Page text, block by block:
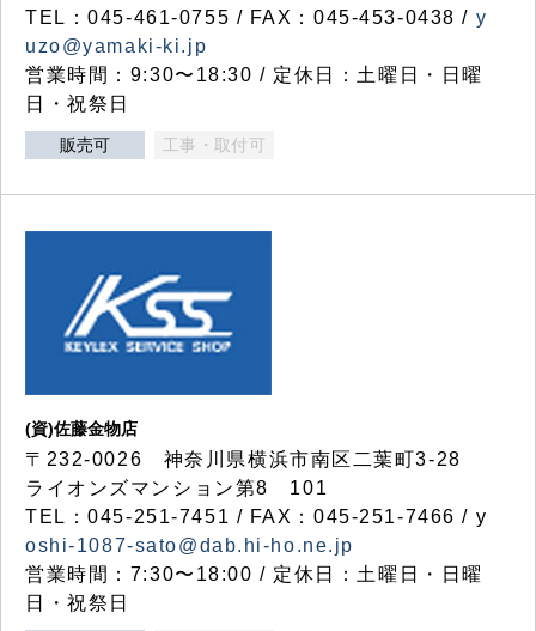
TEL：045-461-0755 / FAX：045-453-0438 / y
uzo@yamaki-ki.jp
営業時間：9:30〜18:30 / 定休日：土曜日・日曜
日・祝祭日
販売可 工事・取付可
(資)佐藤金物店
〒232-0026 神奈川県横浜市南区二葉町3-28
ライオンズマンション第8 101
TEL：045-251-7451 / FAX：045-251-7466 / y
oshi-1087-sato@dab.hi-ho.ne.jp
営業時間：7:30〜18:00 / 定休日：土曜日・日曜
日・祝祭日